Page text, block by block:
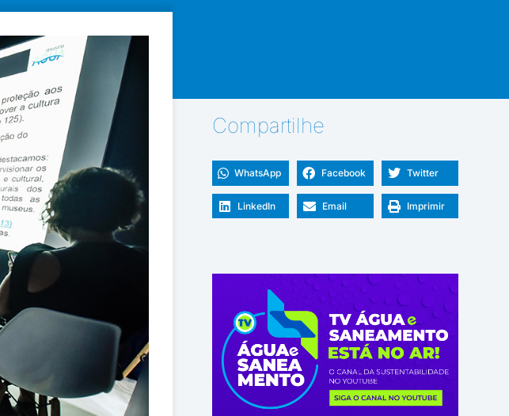
Compartilhe
WhatsApp Facebook Twitter
LinkedIn Email Imprimir